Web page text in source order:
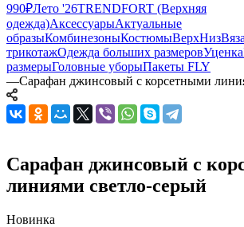
990₽Лето '26TRENDFORT (Верхняя
одежда)АксессуарыАктуальные
образыКомбинезоныКостюмыВерхНиз
трикотажОдежда больших размеровУценка
размерыГоловные уборыПакеты FLY
—Сарафан джинсовый с корсетными
Сарафан джинсовый с
линиями светло-серый
Новинка